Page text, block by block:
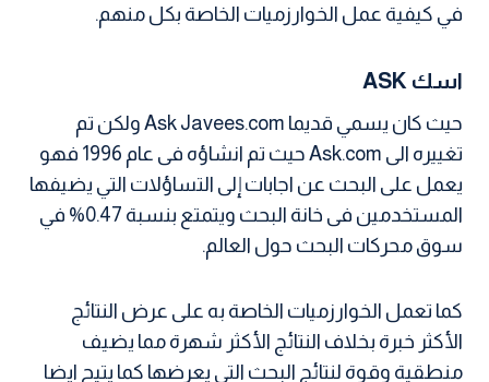
في كيفية عمل الخوارزميات الخاصة بكل منهم.
اسك ASK
حيث كان يسمي قديما Ask Javees.com ولكن تم
تغييره الى Ask.com حيث تم انشاؤه فى عام 1996 فهو
يعمل على البحث عن اجابات إلى التساؤلات التي يضيفها
المستخدمين فى خانة البحث ويتمتع بنسبة 0.47% في
سوق محركات البحث حول العالم.
كما تعمل الخوارزميات الخاصة به على عرض النتائج
الأكثر خبرة بخلاف النتائج الأكثر شهرة مما يضيف
منطقية وقوة لنتائج البحث التي يعرضها كما يتيح ايضا